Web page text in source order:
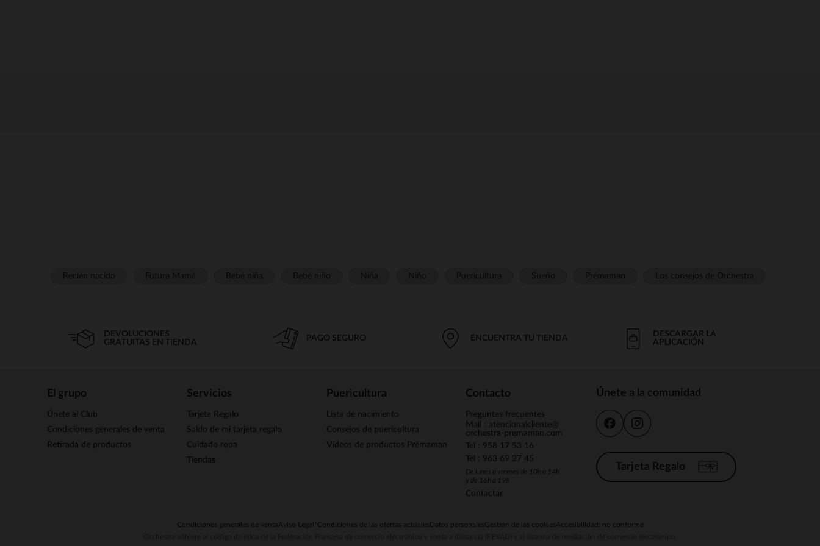
DEVOLUCIONES
GRATUITAS EN TIENDA
PAGO SEGURO ENCUENTRA TU TIENDA
DESCARGAR LA
APLICACIÓN
El grupo
Únete al Club
Condiciones generales de venta
Retirada de productos
Servicios
Tarjeta Regalo
Saldo de mi tarjeta regalo
Cuidado ropa
Tiendas
Puericultura
Lista de nacimiento
Consejos de puericultura
Vídeos de productos Prémaman
Contacto
Preguntas frecuentes
Mail : atencionalcliente@
orchestra-premaman.com
Tel : 958 17 53 16
Tel : 963 69 27 45
De lunes a viernes de 10h a 14h
y de 16h a 19h
Contactar
Únete a la comunidad
Tarjeta Regalo
Condiciones generales de ventaAviso Legal *Condiciones de las ofertas actuales Datos personalesGestión de las cookiesAccesibilidad: no conforme